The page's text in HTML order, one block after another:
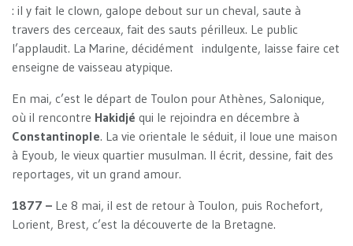
: il y fait le clown, galope debout sur un cheval, saute à
travers des cerceaux, fait des sauts périlleux. Le public
l’applaudit. La Marine, décidément indulgente, laisse faire cet
enseigne de vaisseau atypique.
En mai, c’est le départ de Toulon pour Athènes, Salonique,
où il rencontre Hakidjé qui le rejoindra en décembre à
Constantinople. La vie orientale le séduit, il loue une maison
à Eyoub, le vieux quartier musulman. Il écrit, dessine, fait des
reportages, vit un grand amour.
1877 – Le 8 mai, il est de retour à Toulon, puis Rochefort,
Lorient, Brest, c’est la découverte de la Bretagne.